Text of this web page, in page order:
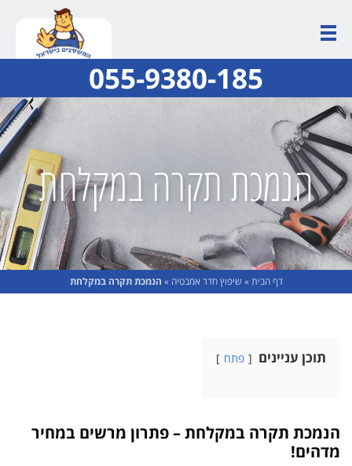
055-9380-185
הנמכת תקרה במקלחת
דף הבית» שיפוץ חדר אמבטיה » הנמכת תקרה במקלחת
תוכן עניינים פתח
הנמכת תקרה במקלחת – פתרון מרשים במחיר
מדהים!